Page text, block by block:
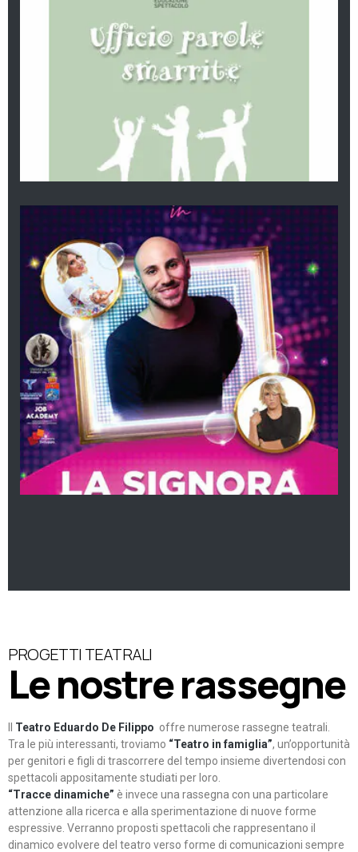
PROGETTI TEATRALI
Le nostre rassegne
Teatro Eduardo De Filippo offre numerose rassegne teatrali.
Tra le più interessanti, troviamo “Teatro in famiglia”, un’opportunità
per genitori e figli di trascorrere del tempo insieme divertendosi con
spettacoli appositamente studiati per loro.
“Tracce dinamiche” è invece una rassegna con una particolare
attenzione alla ricerca e alla sperimentazione di nuove forme
espressive. Verranno proposti spettacoli che rappresentano il
dinamico evolvere del teatro verso forme di comunicazioni sempre